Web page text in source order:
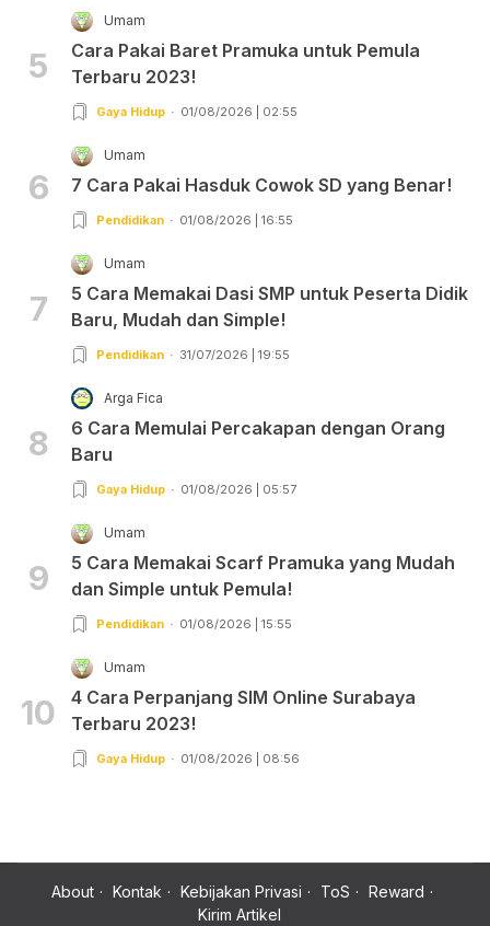
5
Umam
Cara Pakai Baret Pramuka untuk Pemula
Terbaru 2023!
Gaya Hidup 01/08/2026 | 02:55
6
Umam
7 Cara Pakai Hasduk Cowok SD yang Benar!
Pendidikan 01/08/2026 | 16:55
7
Umam
5 Cara Memakai Dasi SMP untuk Peserta Didik
Baru, Mudah dan Simple!
Pendidikan 31/07/2026 | 19:55
8
Arga Fica
6 Cara Memulai Percakapan dengan Orang
Baru
Gaya Hidup 01/08/2026 | 05:57
9
Umam
5 Cara Memakai Scarf Pramuka yang Mudah
dan Simple untuk Pemula!
Pendidikan 01/08/2026 | 15:55
10
Umam
4 Cara Perpanjang SIM Online Surabaya
Terbaru 2023!
Gaya Hidup 01/08/2026 | 08:56
About Kontak Kebijakan Privasi ToS
Reward
Kirim Artikel